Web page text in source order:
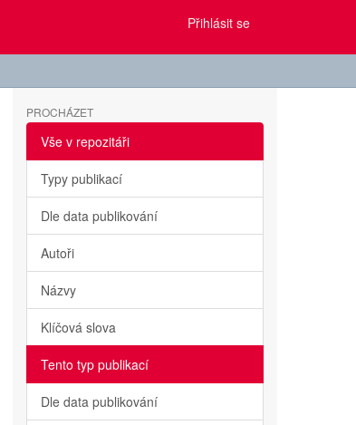
Přihlásit se
PROCHÁZET
Vše v repozitáři
Typy publikací
Dle data publikování
Autoři
Názvy
Klíčová slova
Tento typ publikací
Dle data publikování